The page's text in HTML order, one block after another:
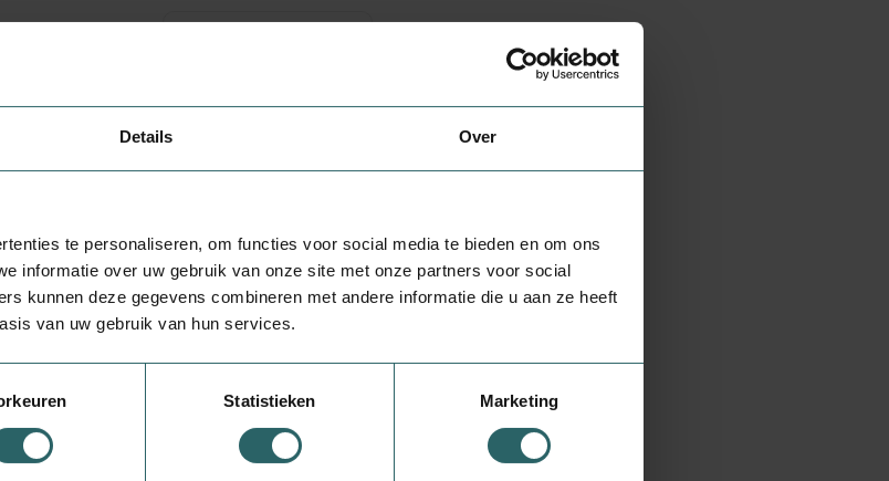
Details Over
te personaliseren, om functies voor social media te bieden en om ons
informatie over uw gebruik van onze site met onze partners voor social
kunnen deze gegevens combineren met andere informatie die u aan ze heeft
van uw gebruik van hun services.
Statistieken Marketing